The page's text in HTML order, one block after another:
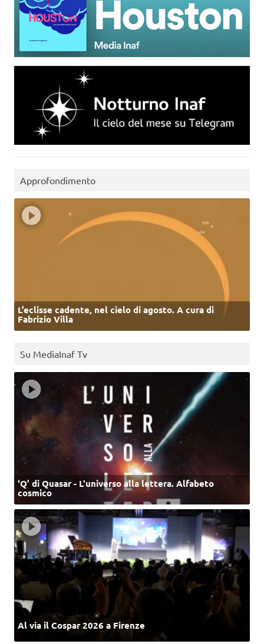
Approfondimento
L’eclisse cadente, nel cielo di agosto. A cura di
Fabrizio Villa
Su MediaInaf Tv
‘Q’ di Quasar - L'universo alla lettera. Alfabeto
cosmico
Al via il Cospar 2026 a Firenze